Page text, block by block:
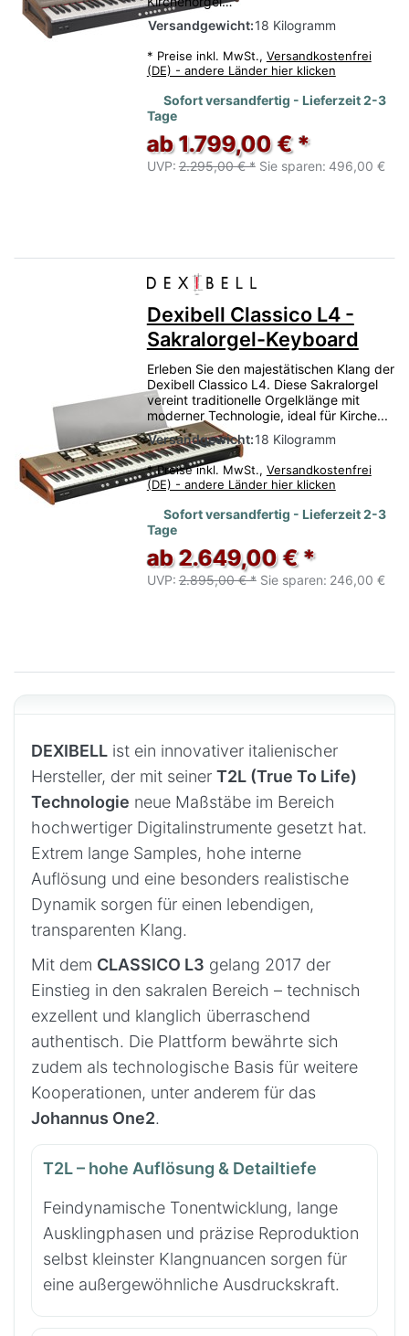
Versandgewicht:18 Kilogramm
* Preise inkl. MwSt., Versandkostenfrei
(DE) - andere Länder hier klicken
Sofort versandfertig - Lieferzeit 2-3
Tage
ab 1.799,00 € *
UVP: 2.295,00 € * Sie sparen: 496,00 €
Dexibell Classico L4 -
Sakralorgel-Keyboard
Erleben Sie den majestätischen Klang der
Dexibell Classico L4. Diese Sakralorgel
vereint traditionelle Orgelklänge mit
moderner Technologie, ideal für Kirche...
Versandgewicht:18 Kilogramm
* Preise inkl. MwSt., Versandkostenfrei
(DE) - andere Länder hier klicken
Sofort versandfertig - Lieferzeit 2-3
Tage
ab 2.649,00 € *
UVP: 2.895,00 € * Sie sparen: 246,00 €
DEXIBELL ist ein innovativer italienischer
Hersteller, der mit seiner T2L (True To Life)
Technologie neue Maßstäbe im Bereich
hochwertiger Digitalinstrumente gesetzt hat.
Extrem lange Samples, hohe interne
Auflösung und eine besonders realistische
Dynamik sorgen für einen lebendigen,
transparenten Klang.
Mit dem CLASSICO L3 gelang 2017 der
Einstieg in den sakralen Bereich – technisch
exzellent und klanglich überraschend
authentisch. Die Plattform bewährte sich
zudem als technologische Basis für weitere
Kooperationen, unter anderem für das
Johannus One2.
T2L – hohe Auflösung & Detailtiefe
Feindynamische Tonentwicklung, lange
Ausklingphasen und präzise Reproduktion
selbst kleinster Klangnuancen sorgen für
eine außergewöhnliche Ausdruckskraft.